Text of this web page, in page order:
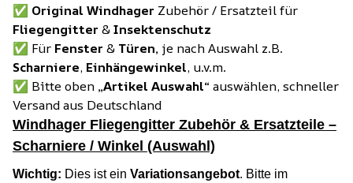
✅ Original Windhager Zubehör / Ersatzteil für
Fliegengitter &Insektenschutz
✅ FürFenster & Türen, je nach Auswahl z.B.
Scharniere, Einhängewinkel, u.v.m.
✅ Bitte oben „Artikel Auswahl“ auswählen, schneller
Versand aus Deutschland
Windhager Fliegengitter Zubehör & Ersatzteile –
Scharniere / Winkel (Auswahl)
Wichtig: Dies ist ein Variationsangebot. Bitte im